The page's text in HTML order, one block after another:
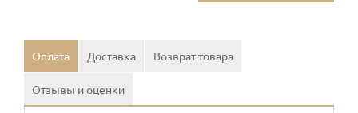
Оплата Доставка Возврат товара
Отзывы и оценки